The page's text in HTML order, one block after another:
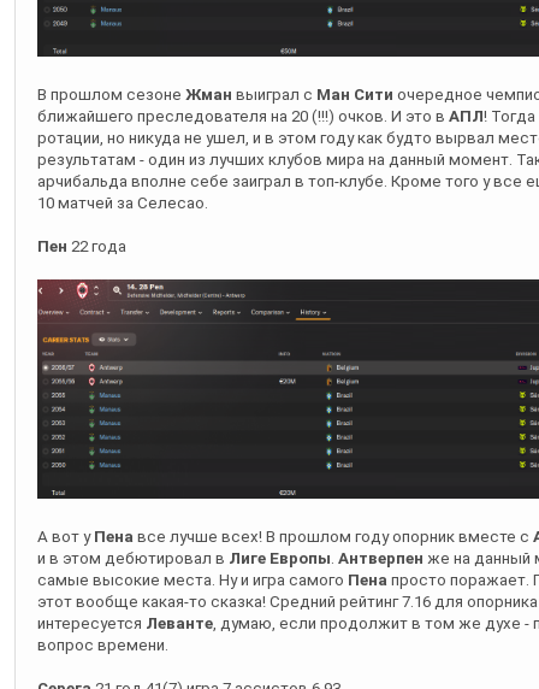
В прошлом сезоне Ман Сити
очередное
ротации, но никуда не ушел, и в этом году как будто вырвал
арчибальда вполне себе заиграл в топ-клубе. Кроме того у
10 матчей за Селесао.
Пен22 года
А вот у Пена все лучше всех! В прошлом году опорник вместе с
самые высокие места. Ну и игра самогоПенапросто поражает.
интересуетсяЛеванте, думаю, если продолжит в том же духе -
вопрос времени.
Серега21 год 41(7) игра 7 ассистов 6.93
Серегав свой 21 год уже стал матерым игроком и является
защитником. По сравнению с прошлым годом чуть просел по